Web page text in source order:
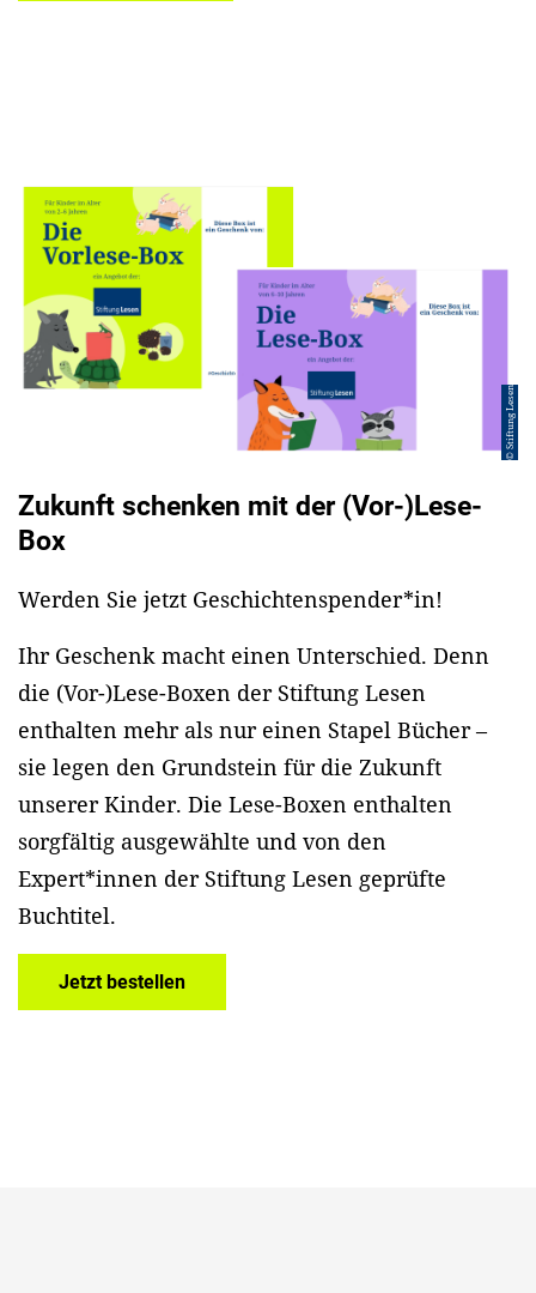
Zukunft schenken mit der (Vor-)Lese-
Box
Werden Sie jetzt Geschichtenspender*in!
Ihr Geschenk macht einen Unterschied. Denn
die (Vor-)Lese-Boxen der Stiftung Lesen
enthalten mehr als nur einen Stapel Bücher –
sie legen den Grundstein für die Zukunft
unserer Kinder. Die Lese-Boxen enthalten
sorgfältig ausgewählte und von den
Expert*innen der Stiftung Lesen geprüfte
Buchtitel.
Jetzt bestellen
© Stiftung Lesen